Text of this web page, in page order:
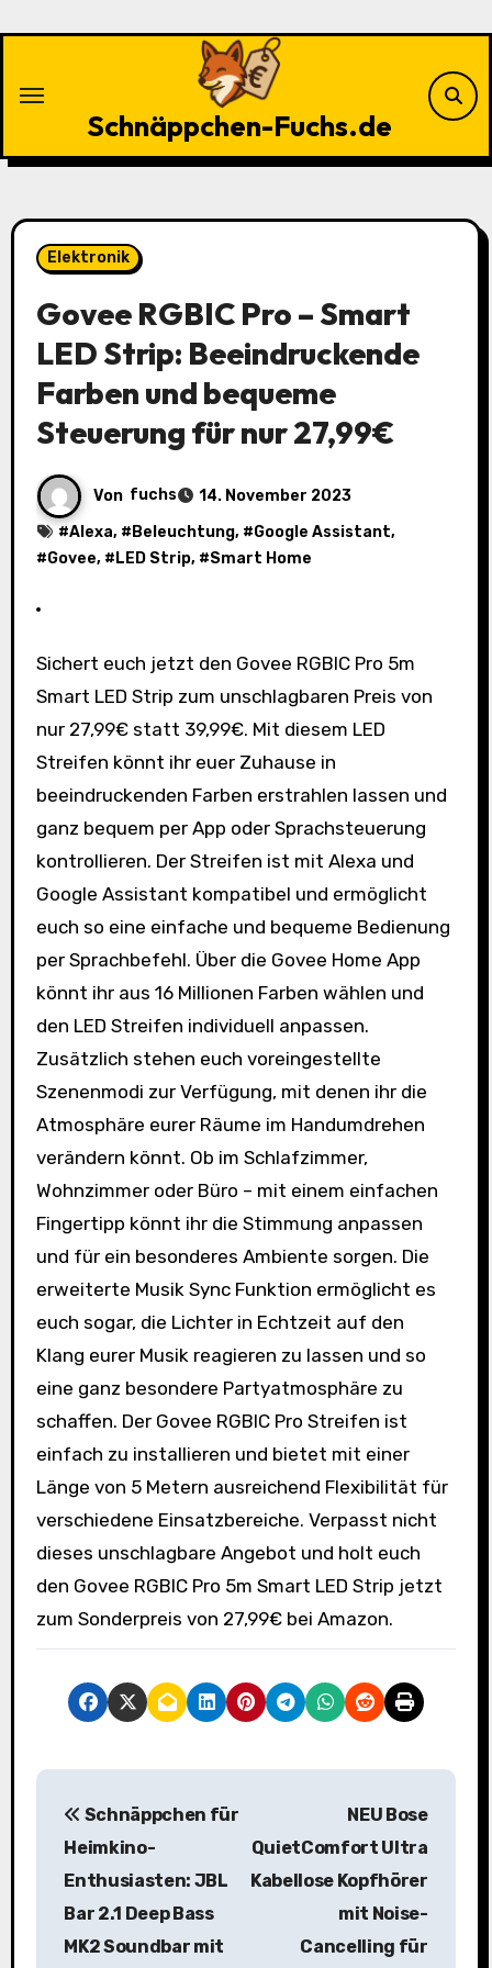
Schnäppchen-Fuchs.de
Elektronik
Govee RGBIC Pro – Smart
LED Strip: Beeindruckende
Farben und bequeme
Steuerung für nur 27,99€
Von fuchs
14. November 2023
#Alexa, # Beleuchtung, #Google Assistant,
#Govee, # LED Strip, #Smart Home
Sichert euch jetzt den Govee RGBIC Pro 5m
Smart LED Strip zum unschlagbaren Preis von
nur 27,99€ statt 39,99€. Mit diesem LED
Streifen könnt ihr euer Zuhause in
beeindruckenden Farben erstrahlen lassen und
ganz bequem per App oder Sprachsteuerung
kontrollieren. Der Streifen ist mit Alexa und
Google Assistant kompatibel und ermöglicht
euch so eine einfache und bequeme Bedienung
per Sprachbefehl. Über die Govee Home App
könnt ihr aus 16 Millionen Farben wählen und
den LED Streifen individuell anpassen.
Zusätzlich stehen euch voreingestellte
Szenenmodi zur Verfügung, mit denen ihr die
Atmosphäre eurer Räume im Handumdrehen
verändern könnt. Ob im Schlafzimmer,
Wohnzimmer oder Büro – mit einem einfachen
Fingertipp könnt ihr die Stimmung anpassen
und für ein besonderes Ambiente sorgen. Die
erweiterte Musik Sync Funktion ermöglicht es
euch sogar, die Lichter in Echtzeit auf den
Klang eurer Musik reagieren zu lassen und so
eine ganz besondere Partyatmosphäre zu
schaffen. Der Govee RGBIC Pro Streifen ist
einfach zu installieren und bietet mit einer
Länge von 5 Metern ausreichend Flexibilität für
verschiedene Einsatzbereiche. Verpasst nicht
dieses unschlagbare Angebot und holt euch
den Govee RGBIC Pro 5m Smart LED Strip jetzt
zum Sonderpreis von 27,99€ bei Amazon.
B
Schnäppchen für
Heimkino-
Enthusiasten: JBL
Bar 2.1 Deep Bass
MK2 Soundbar mit
NEU Bose
QuietComfort Ultra
Kabellose Kopfhörer
mit Noise-
Cancelling für